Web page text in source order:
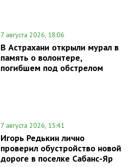
7 августа 2026, 18:06
В Астрахани открыли мурал в
память о волонтере,
погибшем под обстрелом
7 августа 2026, 15:41
Игорь Редькин лично
проверил обустройство новой
дороге в поселке Сабанс-Яр